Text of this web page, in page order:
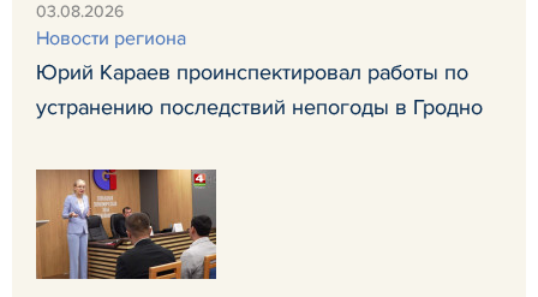
03.08.2026
Новости региона
Юрий Караев проинспектировал работы по
устранению последствий непогоды в Гродно